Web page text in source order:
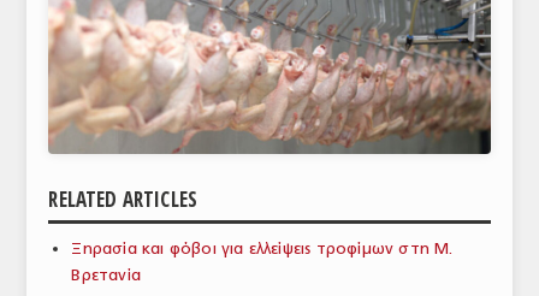
ΕΥΡΩΠΑΪΚΕΣ ΑΠΟΦΑΣΕΙΣ
ΘΕΜΑΤΑ
ΑΝΑΛΥΣΕΙΣ
ΣΦΑΓΕΙΑ
RELATED ARTICLES
Ξηρασία και φόβοι για ελλείψεις τροφίμων στη Μ.
Βρετανία